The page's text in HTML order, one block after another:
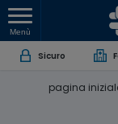
Menù
Sicuro
pagina